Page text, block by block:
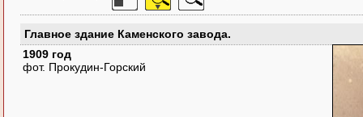
Главное здание Каменского завода.
1909 год
фот. Прокудин-Горский